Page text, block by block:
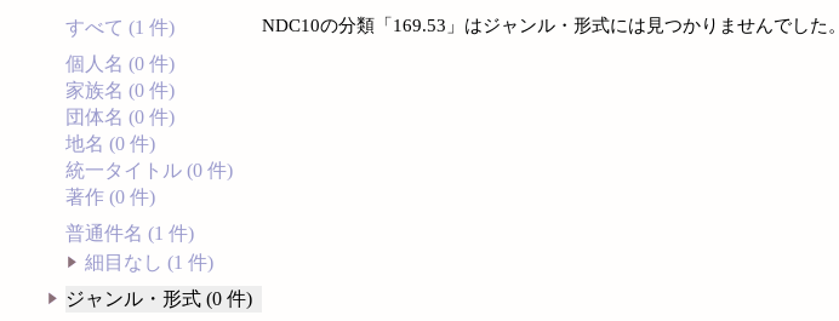
すべて (1 件)
個人名 (0 件)
家族名 (0 件)
団体名 (0 件)
地名 (0 件)
統一タイトル (0 件)
著作 (0 件)
普通件名 (1 件)
細目なし (1 件)
ジャンル・形式 (0 件)
NDC10の分類「169.53」はジャンル・形式には見つかりませんでした。